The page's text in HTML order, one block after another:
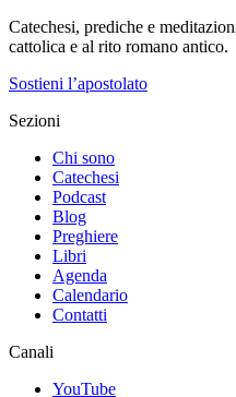
Catechesi, prediche e
cattolica e al rito romano antico.
Sostieni l’apostolato
Sezioni
Chi sono
Catechesi
Podcast
Blog
Preghiere
Libri
Agenda
Calendario
Contatti
Canali
YouTube